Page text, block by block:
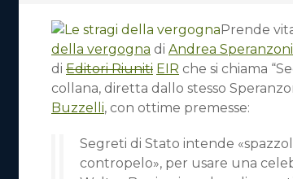
Prende
della vergogna di Andrea Speranzoni
di Editori Riuniti EIR che si chiama
collana, diretta dallo stesso
Buzzelli, con ottime premesse:
Segreti di Stato intende
contropelo», per usare una